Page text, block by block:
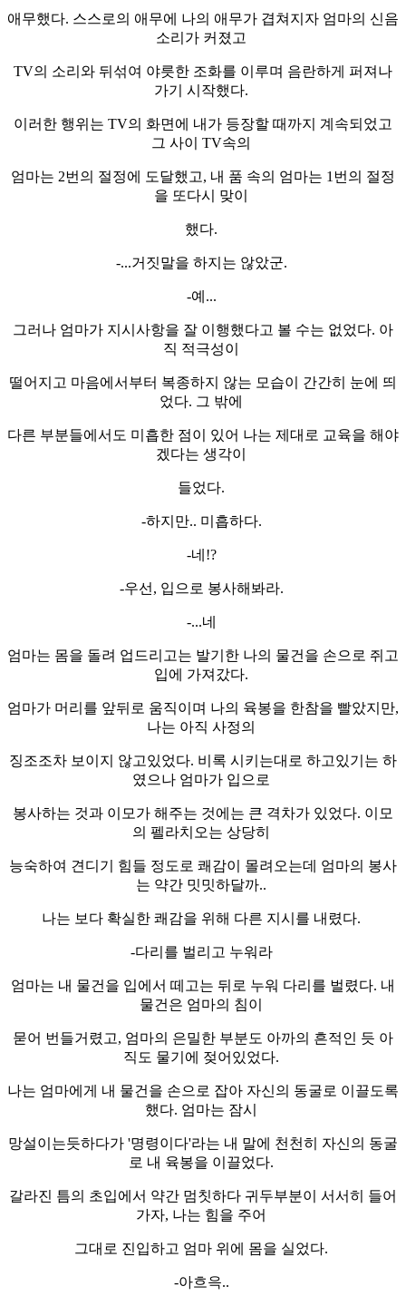
애무했다. 스스로의 애무에 나의 애무가 겹쳐지자 엄마의 신음
소리가 커졌고
TV의 소리와 뒤섞여 야릇한 조화를 이루며 음란하게 퍼져나
가기 시작했다.
이러한 행위는 TV의 화면에 내가 등장할 때까지 계속되었고
그 사이 TV속의
엄마는 2번의 절정에 도달했고, 내 품 속의 엄마는 1번의 절정
을 또다시 맞이
했다.
-...거짓말을 하지는 않았군.
-예...
그러나 엄마가 지시사항을 잘 이행했다고 볼 수는 없었다. 아
직 적극성이
떨어지고 마음에서부터 복종하지 않는 모습이 간간히 눈에 띄
었다. 그 밖에
다른 부분들에서도 미흡한 점이 있어 나는 제대로 교육을 해야
겠다는 생각이
들었다.
-하지만.. 미흡하다.
-네!?
-우선, 입으로 봉사해봐라.
-...네
엄마는 몸을 돌려 업드리고는 발기한 나의 물건을 손으로 쥐고
입에 가져갔다.
엄마가 머리를 앞뒤로 움직이며 나의 육봉을 한참을 빨았지만,
나는 아직 사정의
징조조차 보이지 않고있었다. 비록 시키는대로 하고있기는 하
였으나 엄마가 입으로
봉사하는 것과 이모가 해주는 것에는 큰 격차가 있었다. 이모
의 펠라치오는 상당히
능숙하여 견디기 힘들 정도로 쾌감이 몰려오는데 엄마의 봉사
는 약간 밋밋하달까..
나는 보다 확실한 쾌감을 위해 다른 지시를 내렸다.
-다리를 벌리고 누워라
엄마는 내 물건을 입에서 떼고는 뒤로 누워 다리를 벌렸다. 내
물건은 엄마의 침이
묻어 번들거렸고, 엄마의 은밀한 부분도 아까의 흔적인 듯 아
직도 물기에 젖어있었다.
나는 엄마에게 내 물건을 손으로 잡아 자신의 동굴로 이끌도록
했다. 엄마는 잠시
망설이는듯하다가 '명령이다'라는 내 말에 천천히 자신의 동굴
로 내 육봉을 이끌었다.
갈라진 틈의 초입에서 약간 멈칫하다 귀두부분이 서서히 들어
가자, 나는 힘을 주어
그대로 진입하고 엄마 위에 몸을 실었다.
-아흐윽..